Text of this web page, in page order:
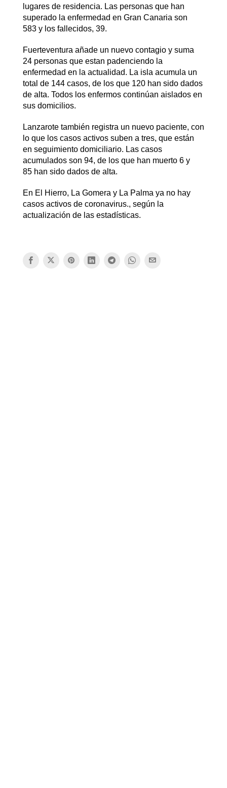
lugares de residencia. Las personas que han
superado la enfermedad en Gran Canaria son
583 y los fallecidos, 39.
Fuerteventura añade un nuevo contagio y suma
24 personas que estan padenciendo la
enfermedad en la actualidad. La isla acumula un
total de 144 casos, de los que 120 han sido dados
de alta. Todos los enfermos continúan aislados en
sus domicilios.
Lanzarote también registra un nuevo paciente, con
lo que los casos activos suben a tres, que están
en seguimiento domiciliario. Las casos
acumulados son 94, de los que han muerto 6 y
85 han sido dados de alta.
En El Hierro, La Gomera y La Palma ya no hay
casos activos de coronavirus., según la
actualización de las estadísticas.